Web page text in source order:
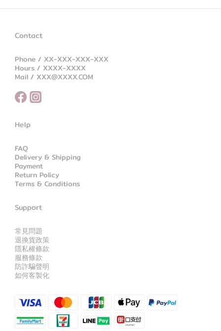
Contact
Phone / XX-XXX-XXX-XXX
Hours / XXXX-XXXX
Mail / XXX@XXXX.COM
Help
FAQ
Delivery & Shipping
Payment
Return Policy
Terms & Conditions
Support
常見問題
退換貨政策
隱私權條款
服務條款
防詐騙聲明
如何客製化